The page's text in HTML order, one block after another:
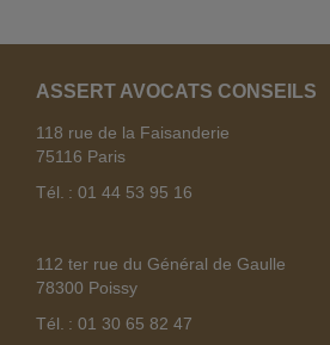
ASSERT AVOCATS CONSEILS
118 rue de la Faisanderie
75116 Paris
Tél. : 01 44 53 95 16
112 ter rue du Général de Gaulle
78300 Poissy
Tél. : 01 30 65 82 47